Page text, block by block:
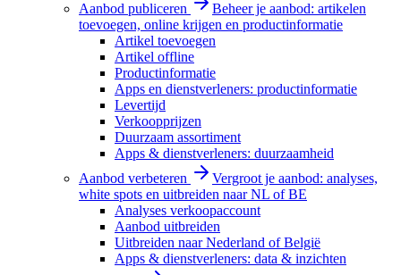
Aanbod publiceren
Beheer je aanbod: artikelen
toevoegen, online krijgen en productinformatie
Artikel toevoegen
Artikel offline
Productinformatie
Apps en dienstverleners: productinformatie
Levertijd
Verkoopprijzen
Duurzaam assortiment
Apps & dienstverleners: duurzaamheid
Aanbod verbeteren
Vergroot je aanbod: analyses,
white spots en uitbreiden naar NL of BE
Analyses verkoopaccount
Aanbod uitbreiden
Uitbreiden naar Nederland of België
Apps & dienstverleners: data & inzichten